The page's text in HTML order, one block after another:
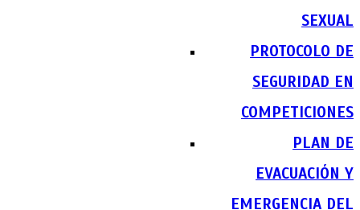
SEXUAL
PROTOCOLO DE
SEGURIDAD EN
COMPETICIONES
PLAN DE
EVACUACIÓN Y
EMERGENCIA DEL